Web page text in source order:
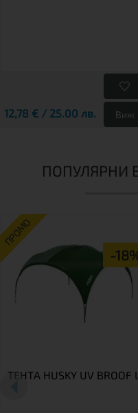
12,78 € / 25.00 лв. Виж
ПОПУЛЯРНИ
ПРОМО
-
ТЕНТА HUSKY UV BROOF L